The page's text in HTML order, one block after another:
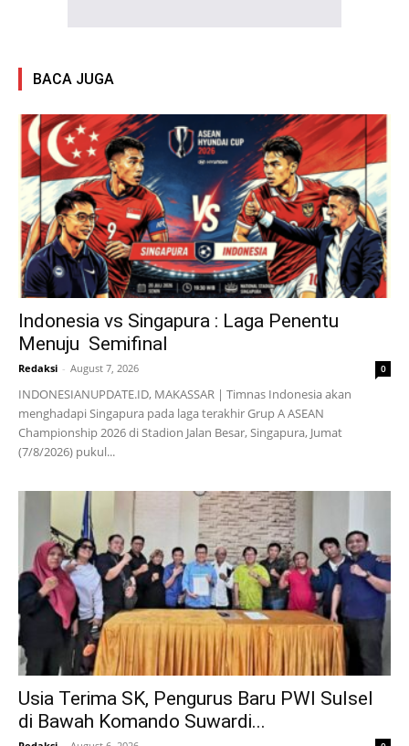
BACA JUGA
Indonesia vs Singapura : Laga Penentu
Menuju Semifinal
Redaksi - August 7, 2026 0
INDONESIANUPDATE.ID, MAKASSAR | Timnas Indonesia akan
menghadapi Singapura pada laga terakhir Grup A ASEAN
Championship 2026 di Stadion Jalan Besar, Singapura, Jumat
(7/8/2026) pukul...
Usia Terima SK, Pengurus Baru PWI Sulsel
di Bawah Komando Suwardi...